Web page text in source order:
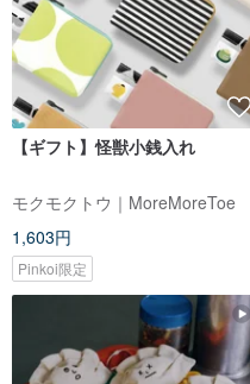
【ギフト】怪獣小銭入れ
モクモクトウ｜MoreMoreToe
1,603円
Pinkoi限定